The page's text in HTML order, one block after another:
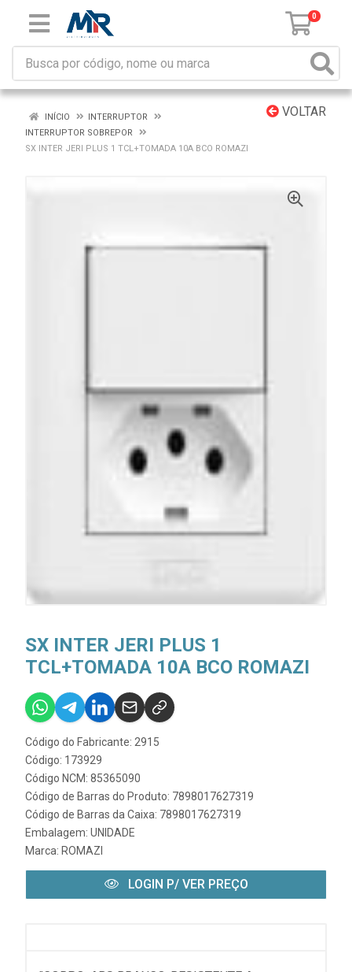
0
VOLTAR
INÍCIO
INTERRUPTOR
INTERRUPTOR SOBREPOR
SX INTER JERI PLUS 1 TCL+TOMADA 10A BCO ROMAZI
SX INTER JERI PLUS 1
TCL+TOMADA 10A BCO ROMAZI
Código do Fabricante: 2915
Código: 173929
Código NCM: 85365090
Código de Barras do Produto: 7898017627319
Código de Barras da Caixa: 7898017627319
Embalagem: UNIDADE
Marca: ROMAZI
LOGIN P/ VER PREÇO